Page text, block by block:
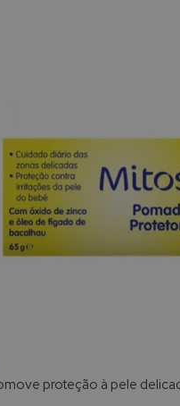
proteção à pele